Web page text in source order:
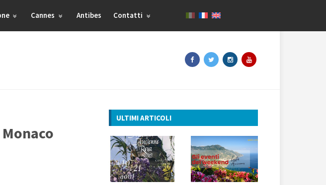
Cannes Antibes Contatti
ULTIMI ARTICOLI